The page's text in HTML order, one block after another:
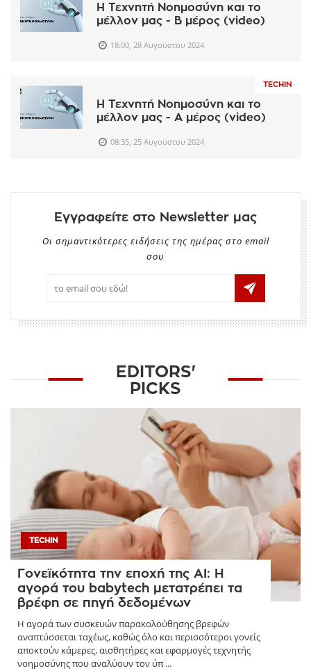
Η Τεχνητή Νοημοσύνη και το
μέλλον μας - Β μέρος (video)
18:00, 28 Αυγούστου 2024
TECHIN
Η Τεχνητή Νοημοσύνη και το
μέλλον μας - Α μέρος (video)
08:35, 25 Αυγούστου 2024
Εγγραφείτε στο Newsletter μας
Οι σημαντικότερες ειδήσεις της ημέρας στο email
σου
EDITORS'
PICKS
TECHIN
Γονεϊκότητα την εποχή της AI: Η
αγορά του babytech μετατρέπει τα
βρέφη σε πηγή δεδομένων
Η αγορά των συσκευών παρακολούθησης βρεφών
αναπτύσσεται ταχέως, καθώς όλο και περισσότεροι γονείς
αποκτούν κάμερες, αισθητήρες και εφαρμογές τεχνητής
νοημοσύνης που αναλύουν τον ύπ ...